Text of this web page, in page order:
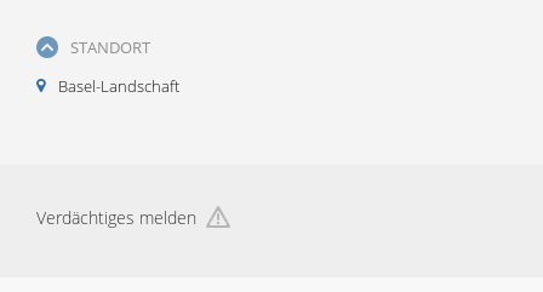
STANDORT
Basel-Landschaft
Verdächtiges melden